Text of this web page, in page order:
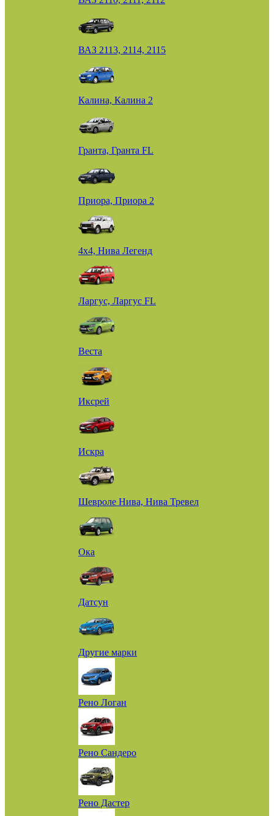
ВАЗ 2113, 2114, 2115
Калина, Калина 2
Гранта, Гранта FL
Приора, Приора 2
4х4, Нива Легенд
Ларгус, Ларгус FL
Веста
Иксрей
Искра
Шевроле Нива, Нива Тревел
Ока
Датсун
Другие марки
Рено Логан
Рено Сандеро
Рено Дастер